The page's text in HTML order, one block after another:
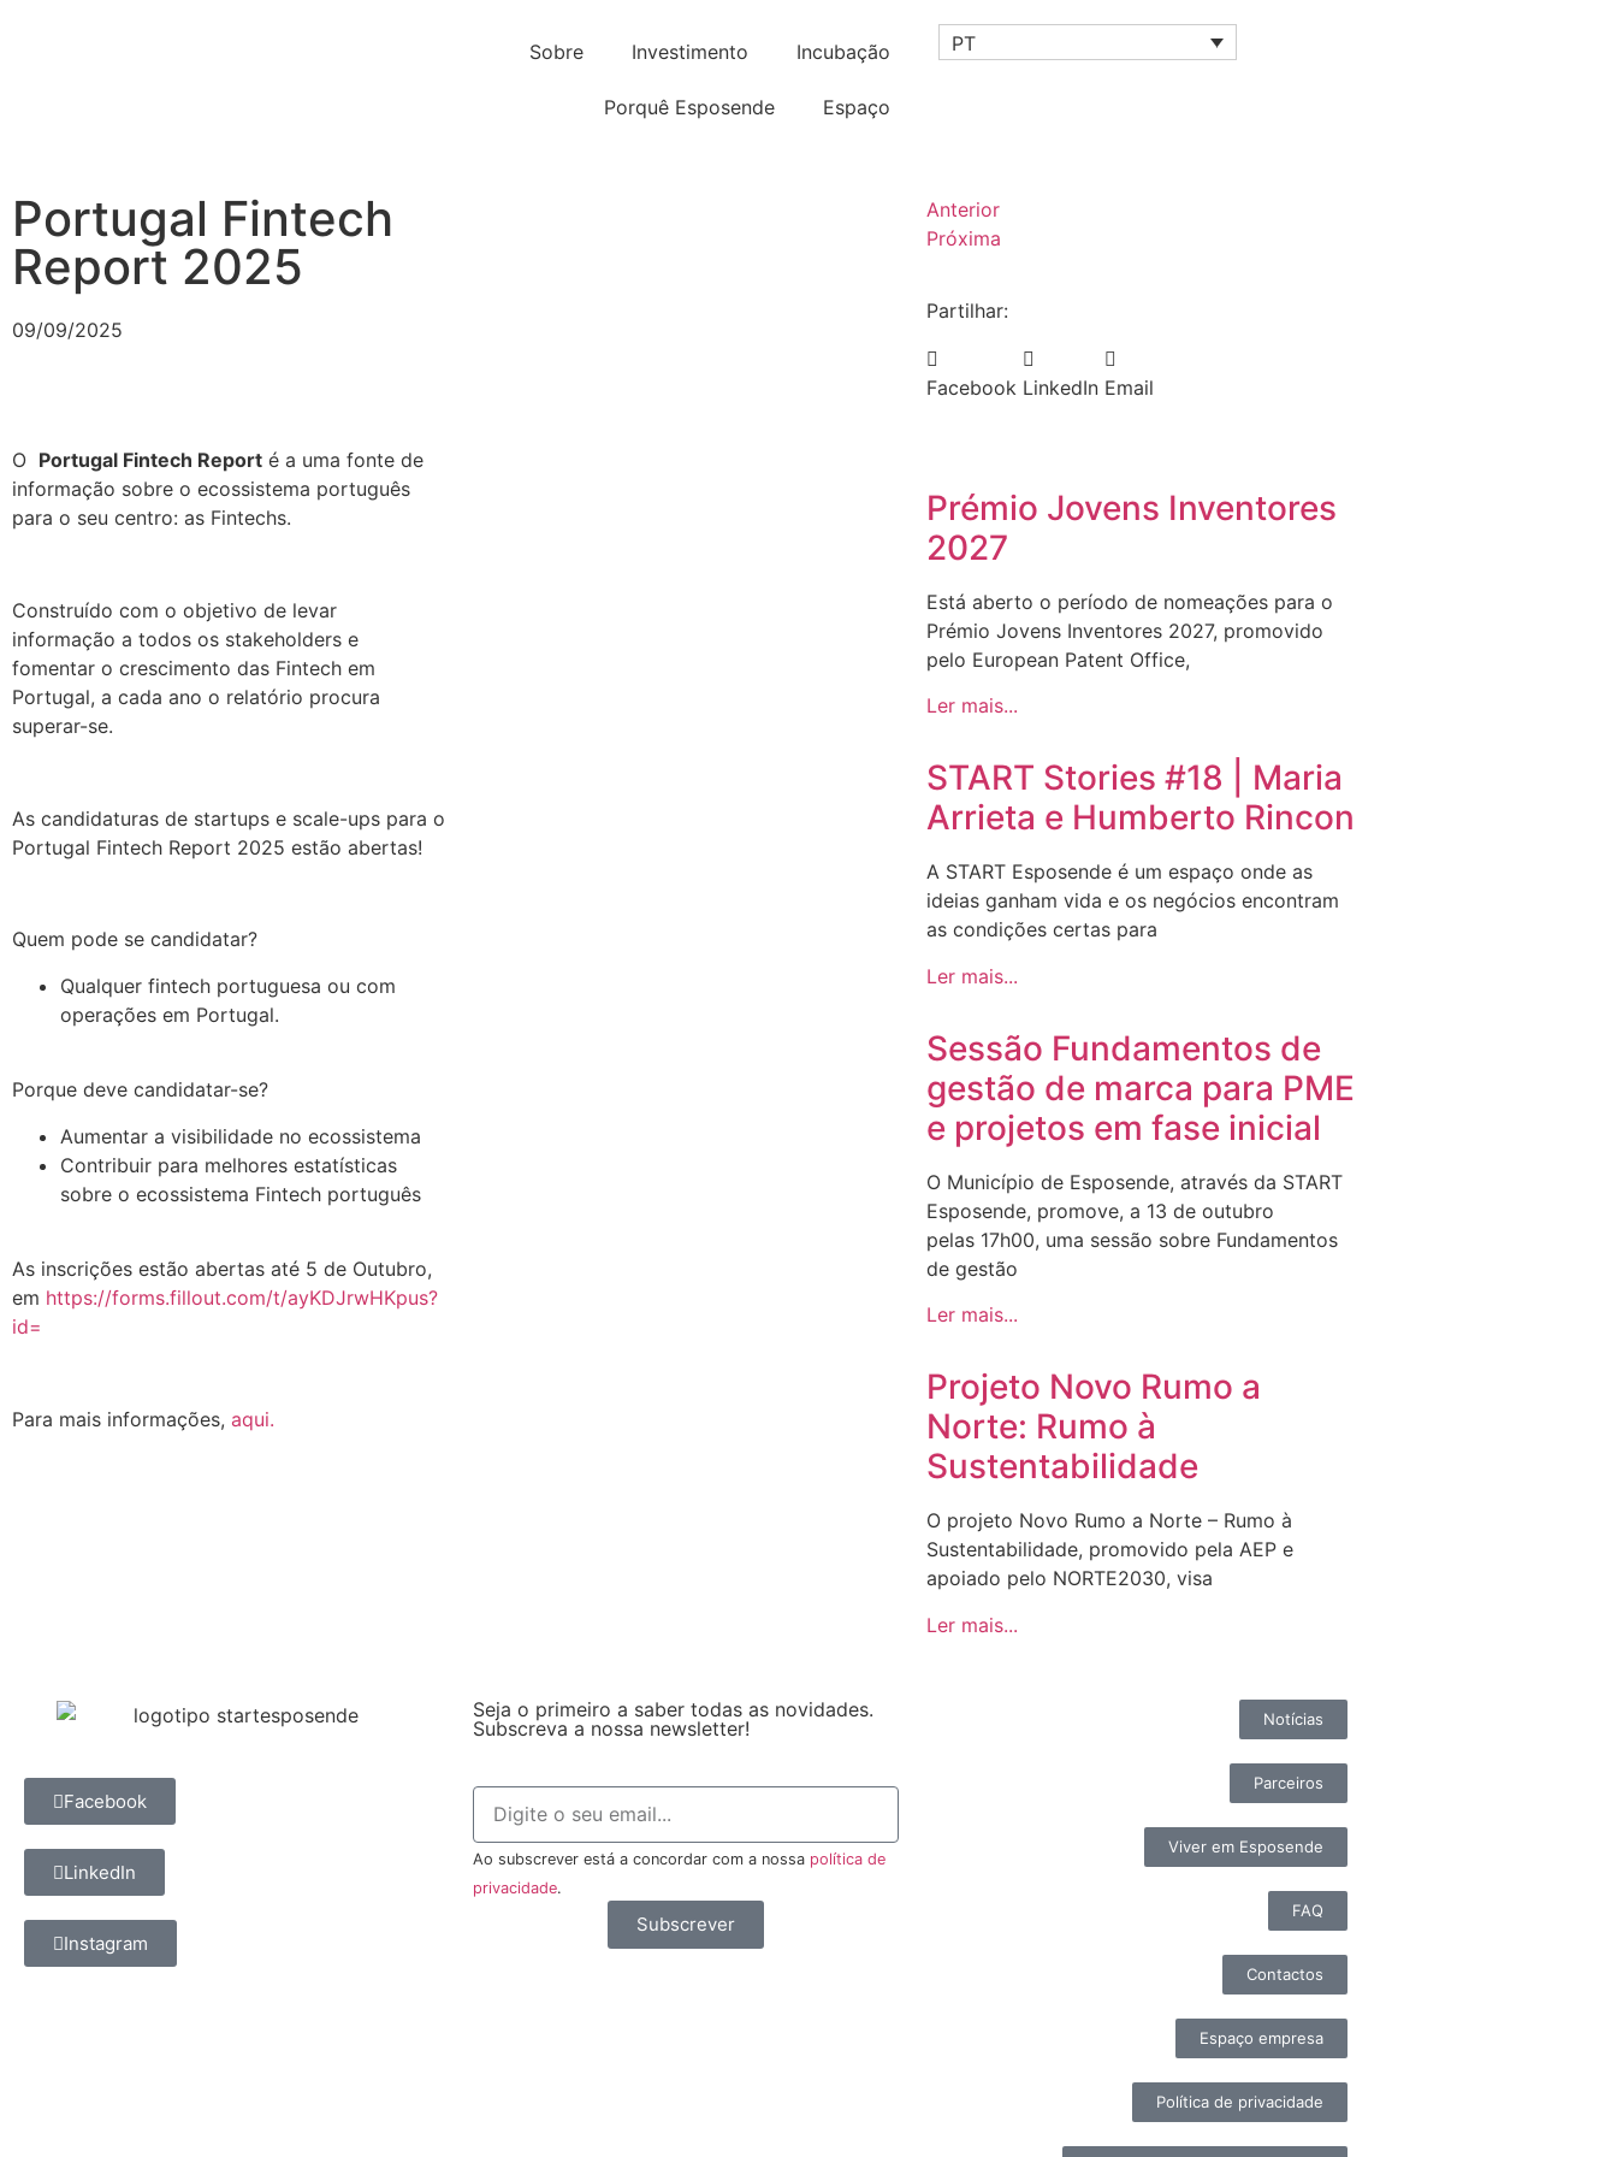
Sobre Investimento Incubação
Porquê Esposende Espaço
PT
Portugal Fintech
Report 2025
09/09/2025
O Portugal Fintech Report é a uma fonte de
informação sobre o ecossistema português
para o seu centro: as Fintechs.
Construído com o objetivo de levar
informação a todos os stakeholders e
fomentar o crescimento das Fintech em
Portugal, a cada ano o relatório procura
superar-se.
As candidaturas de startups e scale-ups para o
Portugal Fintech Report 2025 estão abertas!
Quem pode se candidatar?
Qualquer fintech portuguesa ou com
operações em Portugal.
Porque deve candidatar-se?
Aumentar a visibilidade no ecossistema
Contribuir para melhores estatísticas
sobre o ecossistema Fintech português
As inscrições estão abertas até 5 de Outubro,
em https://forms.fillout.com/t/ayKDJrwHKpus?
id=
Para mais informações, aqui.
Anterior
Próxima
Partilhar:
Facebook LinkedIn Email
Prémio Jovens Inventores
2027
Está aberto o período de nomeações para o
Prémio Jovens Inventores 2027, promovido
pelo European Patent Office,
Ler mais...
START Stories #18 | Maria
Arrieta e Humberto Rincon
A START Esposende é um espaço onde as
ideias ganham vida e os negócios encontram
as condições certas para
Ler mais...
Sessão Fundamentos de
gestão de marca para PME
e projetos em fase inicial
O Município de Esposende, através da START
Esposende, promove, a 13 de outubro
pelas 17h00, uma sessão sobre Fundamentos
de gestão
Ler mais...
Projeto Novo Rumo a
Norte: Rumo à
Sustentabilidade
O projeto Novo Rumo a Norte – Rumo à
Sustentabilidade, promovido pela AEP e
apoiado pelo NORTE2030, visa
Ler mais...
Facebook
LinkedIn
Instagram
Seja o primeiro a saber todas as novidades.
Subscreva a nossa newsletter!
Ao subscrever está a concordar com a nossa política de
privacidade.
Subscrever
Notícias
Parceiros
Viver em Esposende
FAQ
Contactos
Espaço empresa
Política de privacidade